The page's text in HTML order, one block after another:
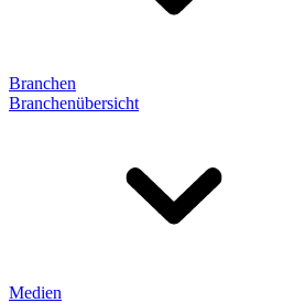
Branchen
Branchenübersicht
Medien